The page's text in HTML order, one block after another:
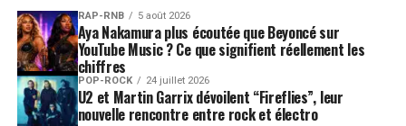
RAP-RNB 5 août 2026
Aya Nakamura plus écoutée que Beyoncé sur
YouTube Music ? Ce que signifient réellement les
chiffres
POP-ROCK 24 juillet 2026
U2 et Martin Garrix dévoilent “Fireflies”, leur
nouvelle rencontre entre rock et électro